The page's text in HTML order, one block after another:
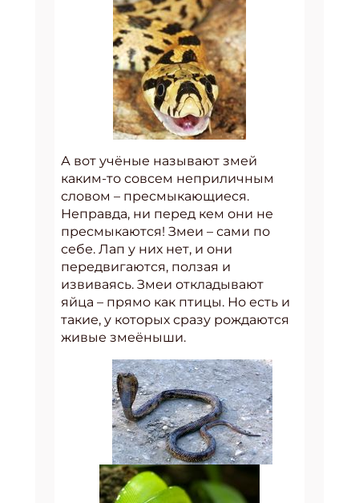
А вот учёные называют змей
каким-то совсем неприличным
словом – пресмыкающиеся.
Неправда, ни перед кем они не
пресмыкаются! Змеи – сами по
себе. Лап у них нет, и они
передвигаются, ползая и
извиваясь. Змеи откладывают
яйца – прямо как птицы. Но есть и
такие, у которых сразу рождаются
живые змеёныши.